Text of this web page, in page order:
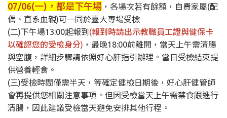
07/06(一)，都是下午場 ，各場次若有餘額，自費家屬(配
偶、直系血親)可一同於臺大專場受檢
(二)下午場13:00起報到 (報到時請出示教職員工證與健保卡
以確認您的受檢身分) ，最晚18:00前離開，當天上午需清腸
與空腹，詳細步驟請依照好心肝指引辦理。當日受檢結束提
供營養輕食。
(三)受檢時間僅需半天，等確定健檢日期後，好心肝健管師
會再提供您相關注意事項。但因受檢當天上午需禁食跟進行
清腸，因此建議受檢當天避免安排其他行程。